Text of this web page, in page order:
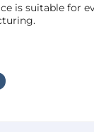
is suitable for